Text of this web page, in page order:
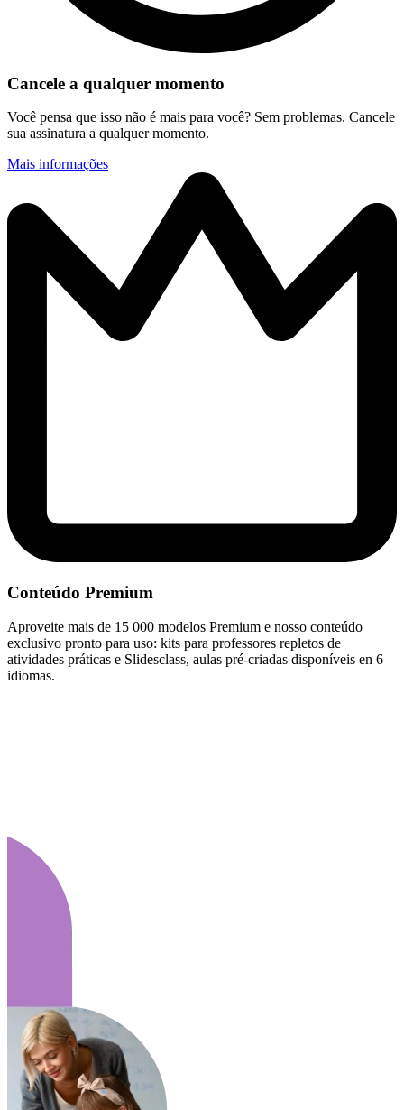
Cancele a qualquer momento
Você pensa que isso não é mais para você? Sem problemas. Cancele
sua assinatura a qualquer momento.
Mais informações
Conteúdo Premium
Aproveite mais de 15 000 modelos Premium e nosso conteúdo
exclusivo pronto para uso: kits para professores repletos de
atividades práticas e Slidesclass, aulas pré-criadas disponíveis en 6
idiomas.